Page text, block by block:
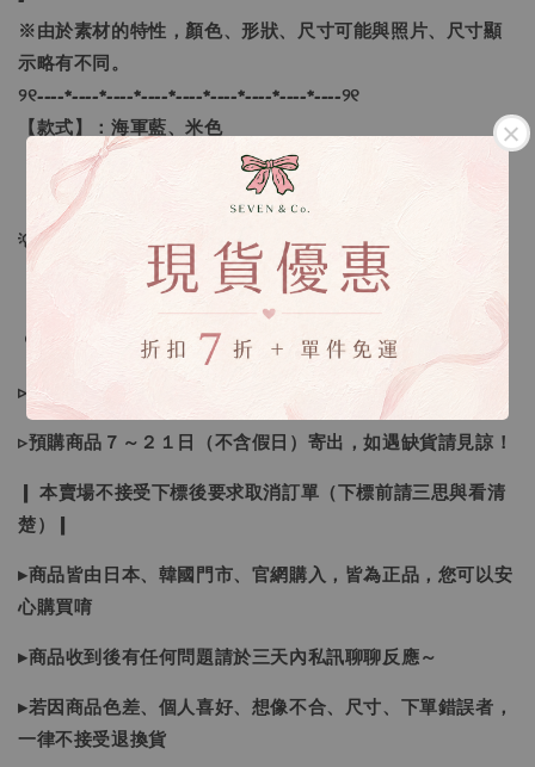
※由於素材的特性，顏色、形狀、尺寸可能與照片、尺寸顯
示略有不同。
୨୧----*----*----*----*----*----*----*----*----୨୧
【款式】：海軍藍、米色
【尺寸】：M
💡訂單依照下單順序為主唷！
🔍IG搜尋：Sevenjewelry.co
▹現貨商品１～３日內寄出
▹預購商品７～２１日（不含假日）寄出，如遇缺貨請見諒！
❙ 本賣場不接受下標後要求取消訂單（下標前請三思與看清
楚）❙
▸商品皆由日本、韓國門市、官網購入，皆為正品，您可以安
心購買唷
▸商品收到後有任何問題請於三天內私訊聊聊反應～
▸若因商品色差、個人喜好、想像不合、尺寸、下單錯誤者，
一律不接受退換貨